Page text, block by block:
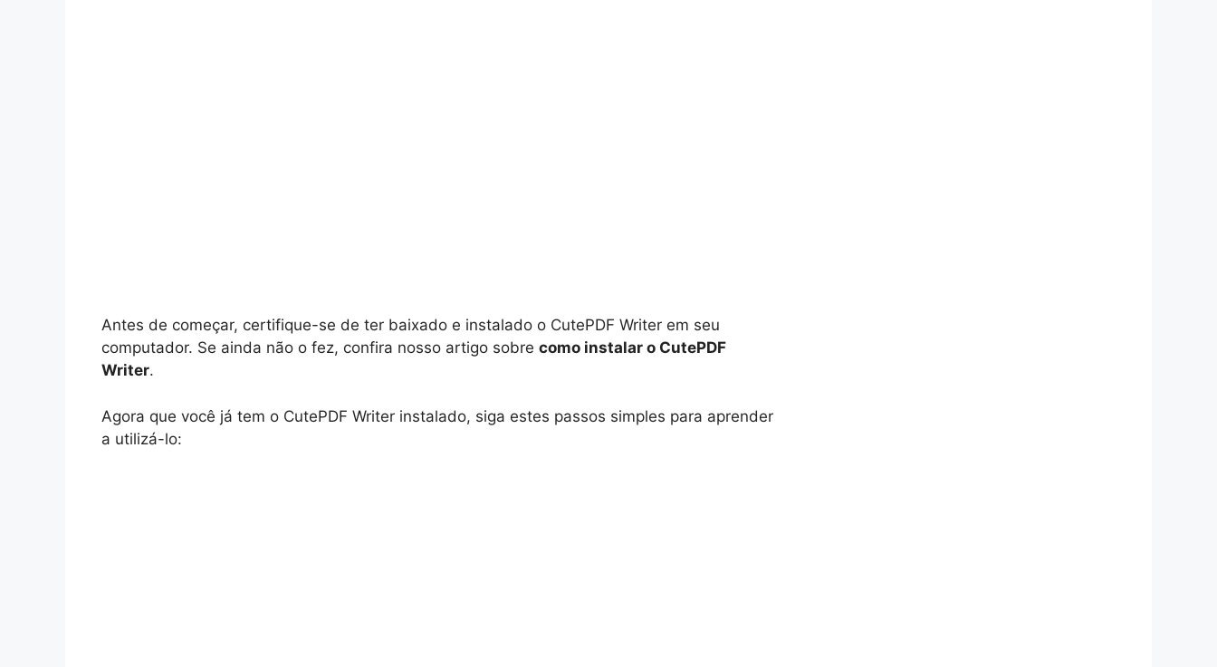
Antes de começar, certifique-se de ter baixado e instalado o CutePDF Writer em seu
computador. Se ainda não o fez, confira nosso artigo sobre como instalar o CutePDF
Writer.
Agora que você já tem o CutePDF Writer instalado, siga estes passos simples para aprender
a utilizá-lo: